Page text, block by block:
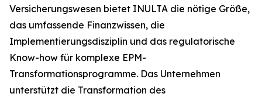
Versicherungswesen bietet INULTA die nötige Größe,
das umfassende Finanzwissen, die
Implementierungsdisziplin und das regulatorische
Know-how für komplexe EPM-
Transformationsprogramme. Das Unternehmen
unterstützt die Transformation des